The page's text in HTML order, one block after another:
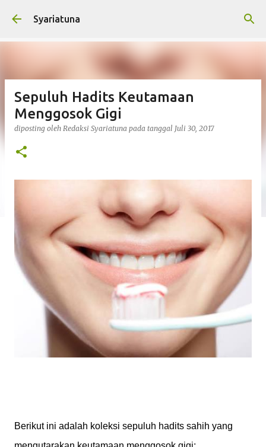
Langsung ke konten utama
Syariatuna
Sepuluh Hadits Keutamaan
Menggosok Gigi
diposting oleh Redaksi Syariatuna pada tanggal Juli 30, 2017
Berikut ini adalah koleksi sepuluh hadits sahih yang